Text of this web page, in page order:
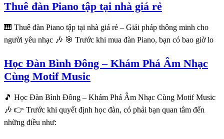
Thuê đàn Piano tập tại nhà giá rẻ
🎹 Thuê đàn Piano tập tại nhà giá rẻ – Giải pháp thông minh cho
người yêu nhạc 🎶 🎯 Trước khi mua đàn Piano, bạn có bao giờ lo
Học Đàn Bình Đông – Khám Phá Âm Nhạc
Cùng Motif Music
🎵 Học Đàn Bình Đông – Khám Phá Âm Nhạc Cùng Motif Music
🎶 👉 Trước khi quyết định học đàn, có phải bạn quan tâm đến
những điều như: